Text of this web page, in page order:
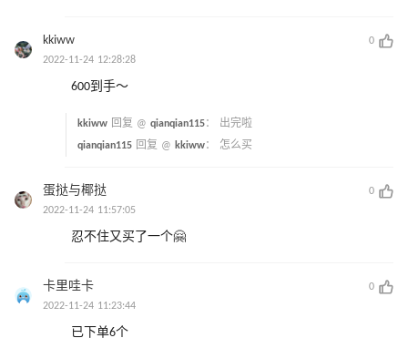
kkiww
0
2022-11-24 12:28:28
600到手～
kkiww 回复 @ qianqian115： 出完啦
qianqian115 回复 @ kkiww： 怎么买
蛋挞与椰挞
0
2022-11-24 11:57:05
忍不住又买了一个🤗
卡里哇卡
0
2022-11-24 11:23:44
已下单6个